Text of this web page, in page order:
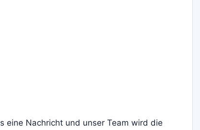
eine Nachricht und unser Team wird die